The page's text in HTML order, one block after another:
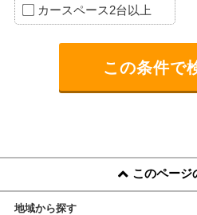
カースペース2台以上
このページ
地域から探す